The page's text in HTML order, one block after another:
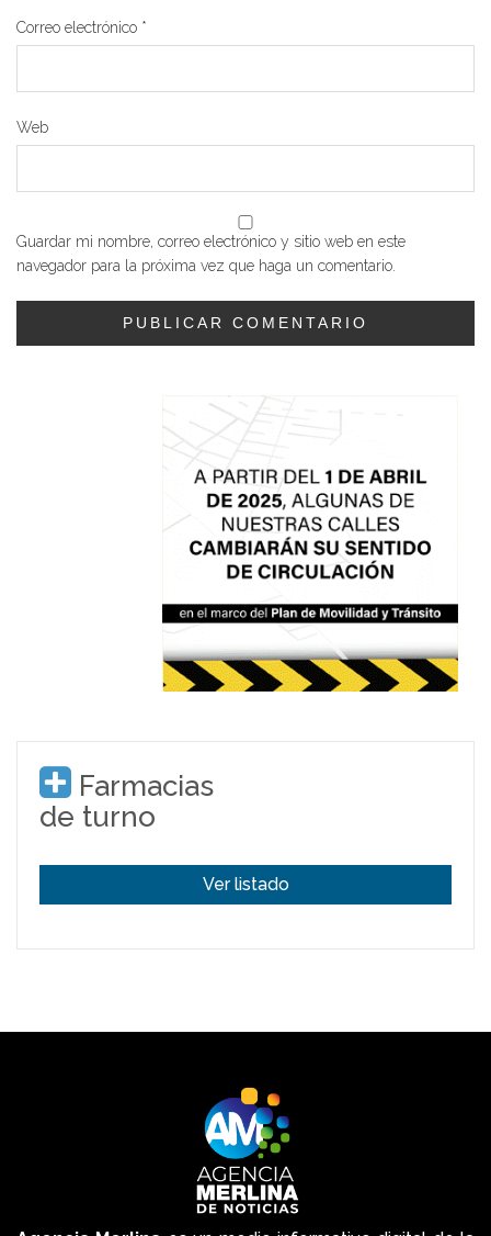
Correo electrónico *
Web
Guardar mi nombre, correo electrónico y sitio web en este
navegador para la próxima vez que haga un comentario.
Farmacias
de turno
Ver listado